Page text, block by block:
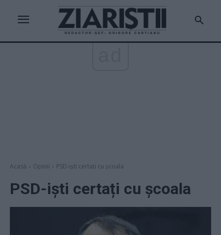
Acasă Opinii PSD-işti certați cu şcoala
PSD-işti certați cu şcoala